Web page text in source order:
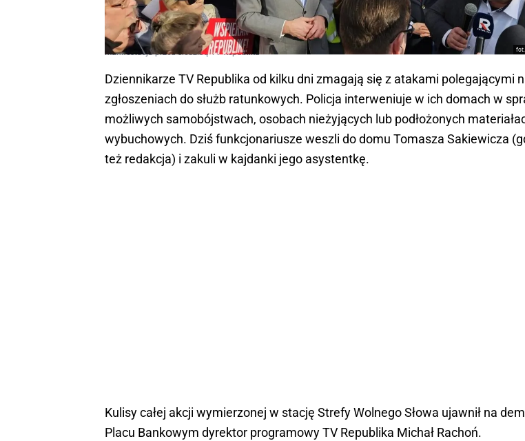
fot.
Manifestacja przed siedzibą TV Republika
Dziennikarze TV Republika od kilku dni zmagają się z atakami polegającymi
zgłoszeniach do służb ratunkowych. Policja interweniuje w ich domach w
możliwych samobójstwach, osobach nieżyjących lub podłożonych
wybuchowych. Dziś funkcjonariusze weszli do domu Tomasza Sakiewicza
też redakcja) i zakuli w kajdanki jego asystentkę.
Kulisy całej akcji wymierzonej w stację Strefy Wolnego Słowa ujawnił na
Placu Bankowym dyrektor programowy TV Republika Michał Rachoń.